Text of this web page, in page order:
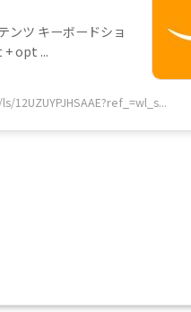
ンツ キーボードショ
+ opt ...